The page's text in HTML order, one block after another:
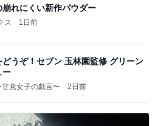
れにくい新作パウダー
ス 1日前
うぞ！セブン 玉林園監修 グリーン
ー
党女子の戯言〜 2日前